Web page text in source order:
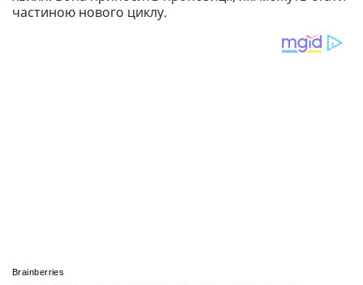
частиною нового циклу.